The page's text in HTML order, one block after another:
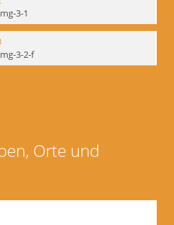
3-1
3-2-f
Orte und